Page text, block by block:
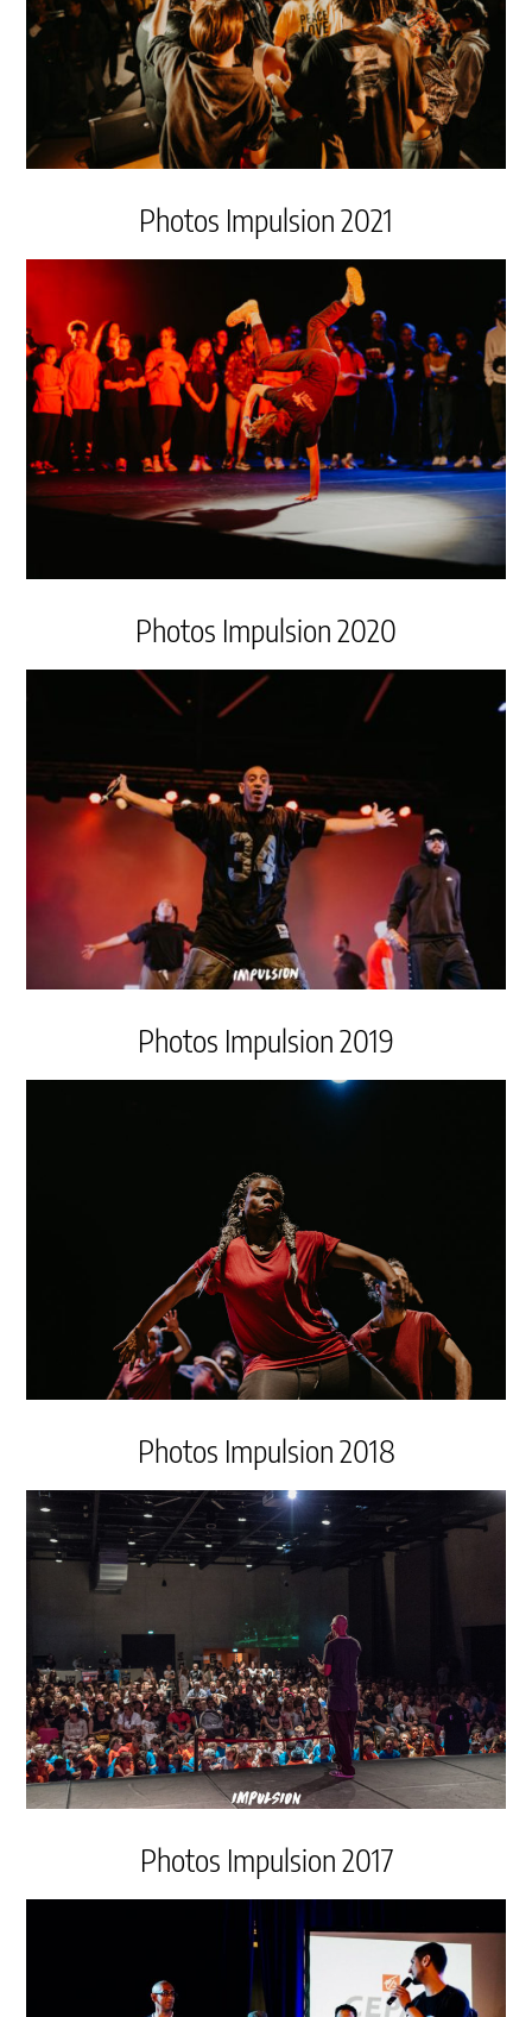
Photos Impulsion 2021
Photos Impulsion 2020
Photos Impulsion 2019
Photos Impulsion 2018
Photos Impulsion 2017